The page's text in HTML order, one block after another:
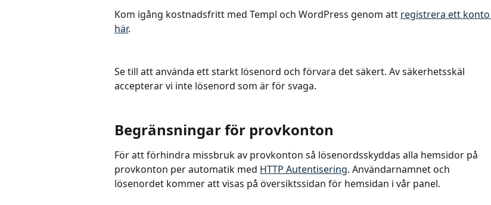
Kom igång kostnadsfritt med Templ och WordPress genom att registrera ett konto
här.
Se till att använda ett starkt lösenord och förvara det säkert. Av säkerhetsskäl
accepterar vi inte lösenord som är för svaga.
Begränsningar för provkonton
För att förhindra missbruk av provkonton så lösenordsskyddas alla hemsidor på
provkonton per automatik med HTTP Autentisering. Användarnamnet och
lösenordet kommer att visas på översiktssidan för hemsidan i vår panel.